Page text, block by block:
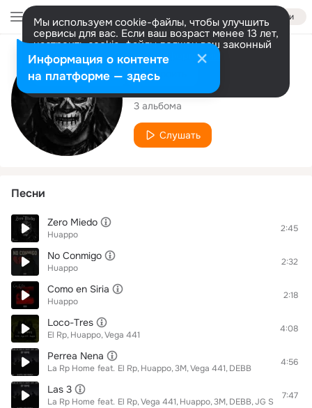
Войти
Мы используем cookie-файлы, чтобы улучшить
сервисы для вас. Если ваш возраст менее 13 лет,
настроить cookie-файлы должен ваш законный
представитель. Больше информации
Разрешить все Настроить
Исполнитель
Huappo
3 альбома
Слушать
Песни
Zero Miedo
Huappo
2:45
No Conmigo
Huappo
2:32
Como en Siria
Huappo
2:18
Loco-Tres
El Rp Huappo Vega 441
4:08
Perrea Nena
La Rp Home feat. El Rp Huappo 3M Vega 441 DEBB
4:56
Las 3
La Rp Home feat. El Rp Vega 441 Huappo 3M DEBB JG Style
7:47
Информация о контенте
на платформе — здесь